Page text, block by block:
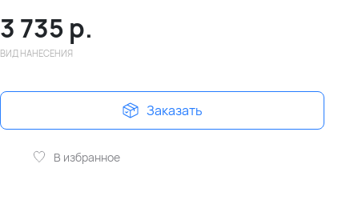
3 735 р.
ВИД НАНЕСЕНИЯ
Заказать
В избранное